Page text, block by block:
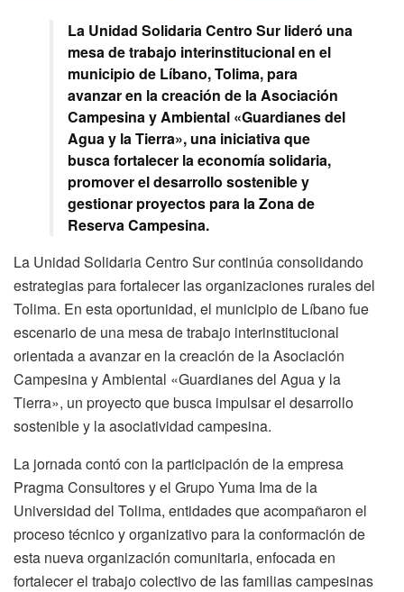
La Unidad Solidaria Centro Sur lideró una
mesa de trabajo interinstitucional en el
municipio de Líbano, Tolima, para
avanzar en la creación de la Asociación
Campesina y Ambiental «Guardianes del
Agua y la Tierra», una iniciativa que
busca fortalecer la economía solidaria,
promover el desarrollo sostenible y
gestionar proyectos para la Zona de
Reserva Campesina.
La Unidad Solidaria Centro Sur continúa consolidando
estrategias para fortalecer las organizaciones rurales del
Tolima. En esta oportunidad, el municipio de Líbano fue
escenario de una mesa de trabajo interinstitucional
orientada a avanzar en la creación de la Asociación
Campesina y Ambiental «Guardianes del Agua y la
Tierra», un proyecto que busca impulsar el desarrollo
sostenible y la asociatividad campesina.
La jornada contó con la participación de la empresa
Pragma Consultores y el Grupo Yuma Ima de la
Universidad del Tolima, entidades que acompañaron el
proceso técnico y organizativo para la conformación de
esta nueva organización comunitaria, enfocada en
fortalecer el trabajo colectivo de las familias campesinas